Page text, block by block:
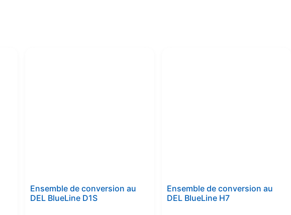
Ensemble de conversion au
DEL BlueLine D1S
Ensemble de conversion au
DEL BlueLine H7